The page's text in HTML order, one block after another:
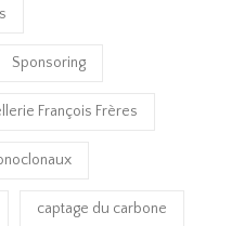
Sponsoring
François Frères
captage du carbone